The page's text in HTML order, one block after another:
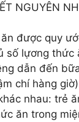
NGUYÊN
được quy
số lựơng thức
dẫn đến
chí hàng
nhau: trẻ
ăn trong